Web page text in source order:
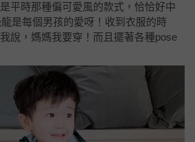
平時那種偏可愛風的款式，恰恰好中
是每個男孩的愛呀！ 收到衣服的時
說，媽媽我要穿！而且擺著各種pose